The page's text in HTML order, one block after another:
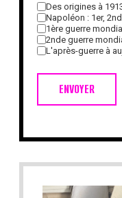
ENVOYER
Des origines à
Napoléon : 1er,
1ère guerre
2nde guerre
L'après-guerre à